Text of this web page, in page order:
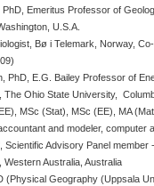
Emeritus Professor of
U.S.A.
Bø i Telemark, Norway,
PhD, E.G. Bailey Professor of
The Ohio State University,
MSc (Stat), MSc (EE), MA
and modeler, computer
Scientific Advisory Panel member
Western Australia, Australia
(Physical Geography (Uppsala